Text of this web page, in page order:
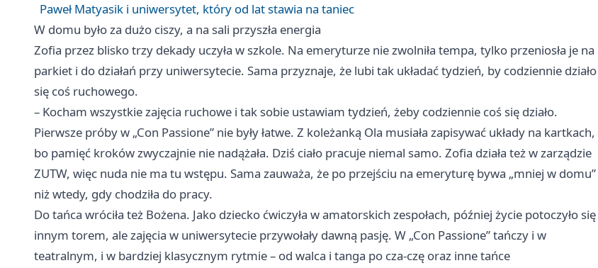
Paweł Matyasik i uniwersytet, który od lat stawia na taniec
W domu było za dużo ciszy, a na sali przyszła energia
Zofia przez blisko trzy dekady uczyła w szkole. Na emeryturze nie zwolniła tempa, tylko przeniosła je na
parkiet i do działań przy uniwersytecie. Sama przyznaje, że lubi tak układać tydzień, by codziennie działo
się coś ruchowego.
– Kocham wszystkie zajęcia ruchowe i tak sobie ustawiam tydzień, żeby codziennie coś się działo.
Pierwsze próby w „Con Passione” nie były łatwe. Z koleżanką Ola musiała zapisywać układy na kartkach,
bo pamięć kroków zwyczajnie nie nadążała. Dziś ciało pracuje niemal samo. Zofia działa też w zarządzie
ZUTW, więc nuda nie ma tu wstępu. Sama zauważa, że po przejściu na emeryturę bywa „mniej w domu”
niż wtedy, gdy chodziła do pracy.
Do tańca wróciła też Bożena. Jako dziecko ćwiczyła w amatorskich zespołach, później życie potoczyło się
innym torem, ale zajęcia w uniwersytecie przywołały dawną pasję. W „Con Passione” tańczy i w
teatralnym, i w bardziej klasycznym rytmie – od walca i tanga po cza-czę oraz inne tańce